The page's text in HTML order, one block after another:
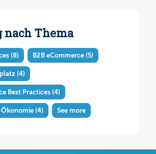
nach Thema
(8) B2B eCommerce (5)
(4)
Best Practices (4)
(4) See more